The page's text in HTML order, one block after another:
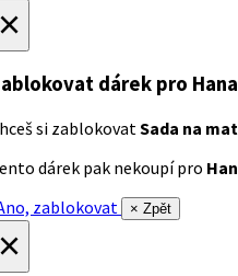
dárek pro
si zablokovatSada na
dárek pak nekoupí pro
zablokovat
× Zpět